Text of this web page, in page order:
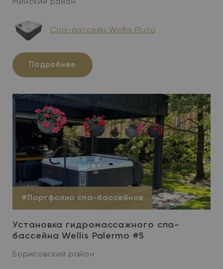
Минский район
Cпа-бассейн Wellis Pluto
Подробнее
#Портфолио спа-бассейнов
Установка гидромассажного спа-
бассейна Wellis Palermo #5
Борисовский район